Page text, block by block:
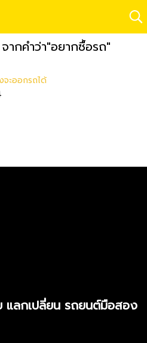
ากคำว่า"อยากซื้อรถ"
จะออกรถได้
แลกเปลี่ยน รถยนต์มือสอง